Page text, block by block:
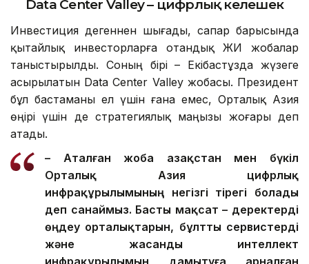
Data Center Valley – цифрлық келешек
Инвестиция дегеннен шығады, сапар барысында
қытайлық инвесторларға отандық ЖИ жобалар
таныстырылды. Соның бірі – Екібастұзда жүзеге
асырылатын Data Center Valley жобасы. Президент
бұл бастаманы ел үшін ғана емес, Орталық Азия
өңірі үшін де стратегиялық маңызы жоғары деп
атады.
– Аталған жоба Қазақстан мен бүкіл
Орталық Азия цифрлық
инфрақұрылымының негізгі тірегі болады
деп санаймыз. Басты мақсат – деректерді
өңдеу орталықтарын, бұлтты сервистерді
және жасанды интеллект